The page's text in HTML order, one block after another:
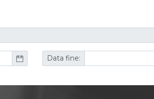
Data fine: